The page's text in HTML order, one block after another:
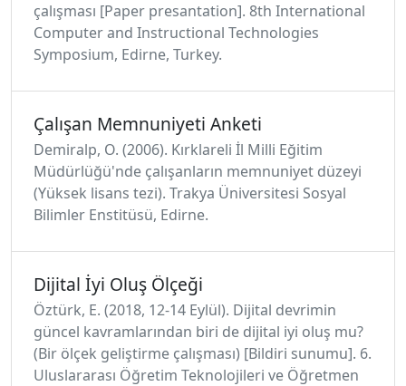
çalışması [Paper presantation]. 8th International
Computer and Instructional Technologies
Symposium, Edirne, Turkey.
Çalışan Memnuniyeti Anketi
Demiralp, O. (2006). Kırklareli İl Milli Eğitim
Müdürlüğü'nde çalışanların memnuniyet düzeyi
(Yüksek lisans tezi). Trakya Üniversitesi Sosyal
Bilimler Enstitüsü, Edirne.
Dijital İyi Oluş Ölçeği
Öztürk, E. (2018, 12-14 Eylül). Dijital devrimin
güncel kavramlarından biri de dijital iyi oluş mu?
(Bir ölçek geliştirme çalışması) [Bildiri sunumu]. 6.
Uluslararası Öğretim Teknolojileri ve Öğretmen